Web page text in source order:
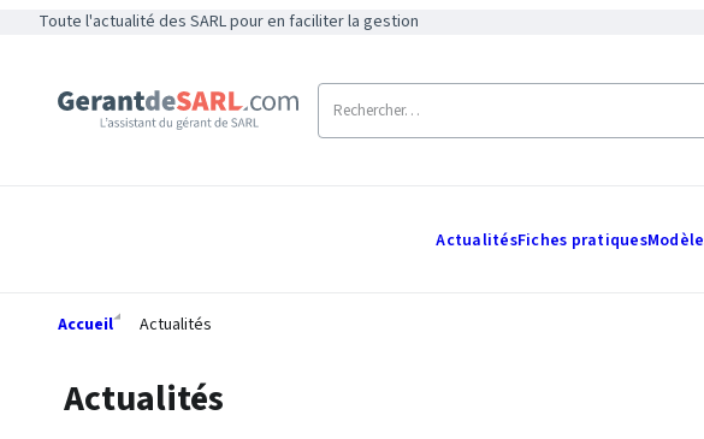
Toute l'actualité des SARL pour en faciliter la gestion
ActualitésFiches pratiques
Accueil Actualités
Actualités